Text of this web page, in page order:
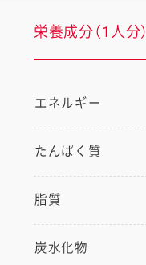
栄養成分（1人分）
エネルギー
たんぱく質
脂質
炭水化物